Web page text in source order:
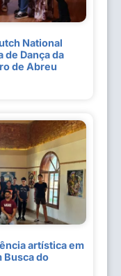
National
de Dança da
de Abreu
artística em
Busca do